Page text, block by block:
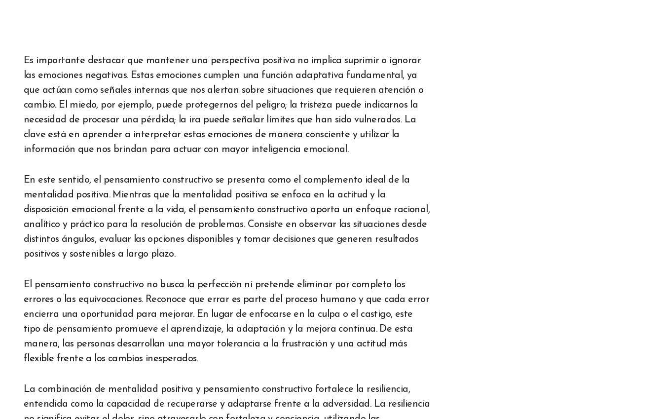
Es importante destacar que mantener una perspectiva positiva no implica suprimir o ignorar
las emociones negativas. Estas emociones cumplen una función adaptativa fundamental, ya
que actúan como señales internas que nos alertan sobre situaciones que requieren atención o
cambio. El miedo, por ejemplo, puede protegernos del peligro; la tristeza puede indicarnos la
necesidad de procesar una pérdida; la ira puede señalar límites que han sido vulnerados. La
clave está en aprender a interpretar estas emociones de manera consciente y utilizar la
información que nos brindan para actuar con mayor inteligencia emocional.
En este sentido, el pensamiento constructivo se presenta como el complemento ideal de la
mentalidad positiva. Mientras que la mentalidad positiva se enfoca en la actitud y la
disposición emocional frente a la vida, el pensamiento constructivo aporta un enfoque racional,
analítico y práctico para la resolución de problemas. Consiste en observar las situaciones desde
distintos ángulos, evaluar las opciones disponibles y tomar decisiones que generen resultados
positivos y sostenibles a largo plazo.
El pensamiento constructivo no busca la perfección ni pretende eliminar por completo los
errores o las equivocaciones. Reconoce que errar es parte del proceso humano y que cada error
encierra una oportunidad para mejorar. En lugar de enfocarse en la culpa o el castigo, este
tipo de pensamiento promueve el aprendizaje, la adaptación y la mejora continua. De esta
manera, las personas desarrollan una mayor tolerancia a la frustración y una actitud más
flexible frente a los cambios inesperados.
La combinación de mentalidad positiva y pensamiento constructivo fortalece la resiliencia,
entendida como la capacidad de recuperarse y adaptarse frente a la adversidad. La resiliencia